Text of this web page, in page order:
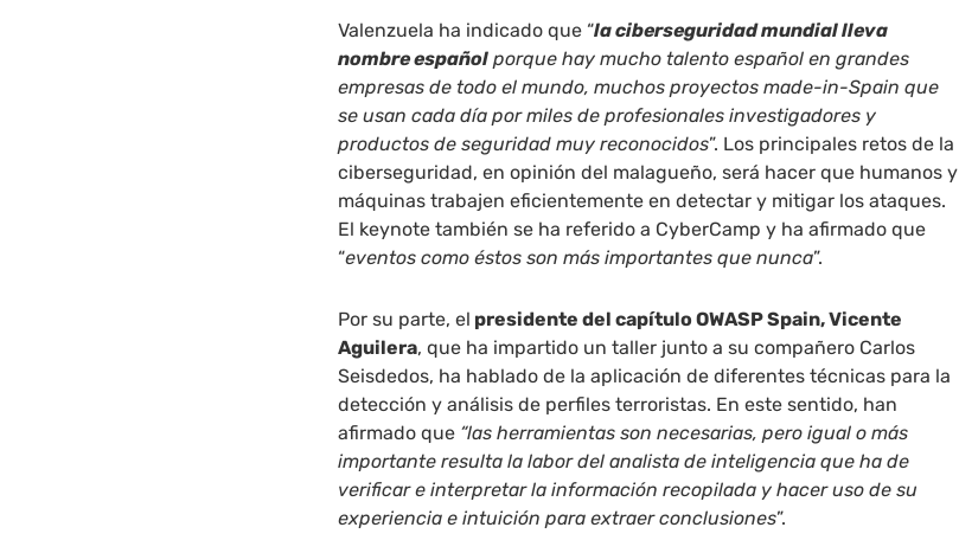
Valenzuela ha indicado que “la ciberseguridad mundial lleva
nombre español porque hay mucho talento español en grandes
empresas de todo el mundo, muchos proyectos made-in-Spain que
se usan cada día por miles de profesionales investigadores y
productos de seguridad muy reconocidos”. Los principales retos de la
ciberseguridad, en opinión del malagueño, será hacer que humanos y
máquinas trabajen eficientemente en detectar y mitigar los ataques.
El keynote también se ha referido a CyberCamp y ha afirmado que
“eventos como éstos son más importantes que nunca”.
Por su parte, el presidente del capítulo OWASP Spain, Vicente
Aguilera, que ha impartido un taller junto a su compañero Carlos
Seisdedos, ha hablado de la aplicación de diferentes técnicas para la
detección y análisis de perfiles terroristas. En este sentido, han
afirmado que “las herramientas son necesarias, pero igual o más
importante resulta la labor del analista de inteligencia que ha de
verificar e interpretar la información recopilada y hacer uso de su
experiencia e intuición para extraer conclusiones”.